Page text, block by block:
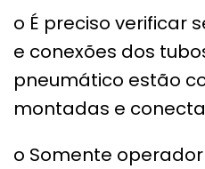
o É preciso verificar
e conexões dos
pneumático estão
montadas e
o Somente